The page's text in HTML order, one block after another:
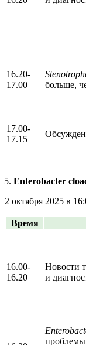
16.20-
17.00
больше,
17.00-
17.15
Enterobacter
2 октября 2025 в
Время
16.00-
16.20
Новости
и